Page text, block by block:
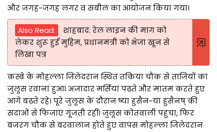
और जगह-जगह लंगर व सबील का आयोजन किया गया।
Also Read:
शाहबाद: रेल लाइन की मांग को
लेकर शुरू हुई मुहिम, प्रधानमंत्री को भेजा खून से
लिखा पत्र
कस्बे के मोहल्ला जिलेदरान स्थित तकिया चौक से ताजियों का
जुलूस रवाना हुआ। अजादार मर्सियां पढ़ते और मातम करते हुए
आगे बढ़ते रहे। पूरे जुलूस के दौरान ष्या हुसैन-या हुसैनष् की
सदाओं से फिजाएं गूंजती रहीं। जुलूस कोतवाली पहुंचा, फिर
बजरंग चौक से बरवालान होते हुए वापस मोहल्ला जिलेदरान